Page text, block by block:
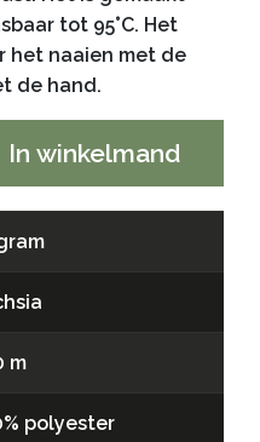
tot 95°C. Het
het naaien met de
de hand.
In winkelmand
m
polyester